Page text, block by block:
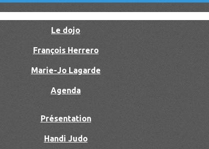
Le dojo
François Herrero
Marie-Jo Lagarde
Agenda
Présentation
Handi Judo